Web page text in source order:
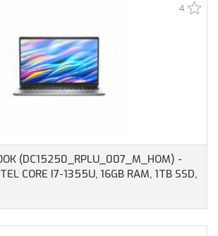
4
(DC15250_RPLU_007_M_HOM) -
CORE I7-1355U, 16GB RAM, 1TB SSD,
WINDOWS 11 HOME, 3 ÉV
SZÍNBEN